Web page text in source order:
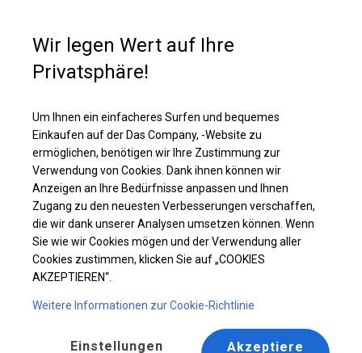
Ganzjähriges Catering-Zelt | 5x8 m
Wir legen Wert auf Ihre
Privatsphäre!
Um Ihnen ein einfacheres Surfen und bequemes
Einkaufen auf der Das Company, -Website zu
ermöglichen, benötigen wir Ihre Zustimmung zur
Verwendung von Cookies. Dank ihnen können wir
Anzeigen an Ihre Bedürfnisse anpassen und Ihnen
Zugang zu den neuesten Verbesserungen verschaffen,
die wir dank unserer Analysen umsetzen können. Wenn
Sie wie wir Cookies mögen und der Verwendung aller
Cookies zustimmen, klicken Sie auf „COOKIES
AKZEPTIEREN“.
Weitere Informationen zur Cookie-Richtlinie
Einstellungen
Akzeptiere